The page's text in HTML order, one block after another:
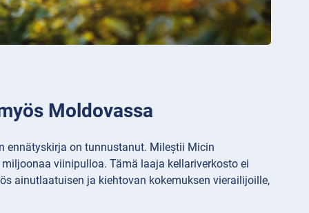
Moldovassa
ennätyskirja on tunnustanut. Mileștii Micin
viinipulloa. Tämä laaja kellariverkosto ei
ainutlaatuisen ja kiehtovan kokemuksen vierailijoille,